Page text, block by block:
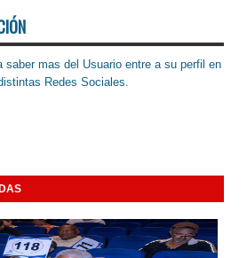
saber mas del Usuario entre a su perfil en
Redes Sociales.